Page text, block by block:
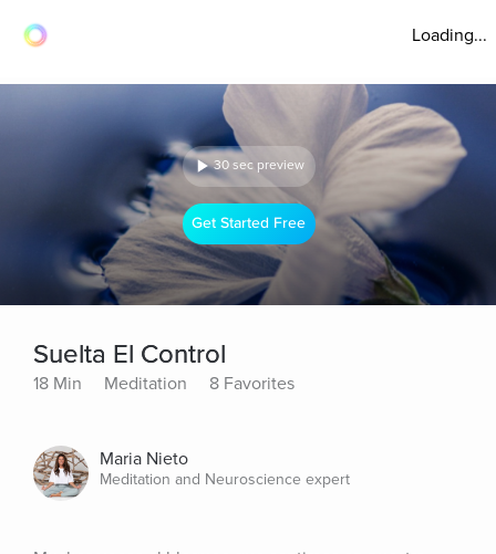
Loading...
30 sec preview
Get Started Free
Suelta El Control
18 Min Meditation 8 Favorites
Maria Nieto
Meditation and Neuroscience expert